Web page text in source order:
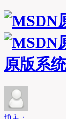
原版系